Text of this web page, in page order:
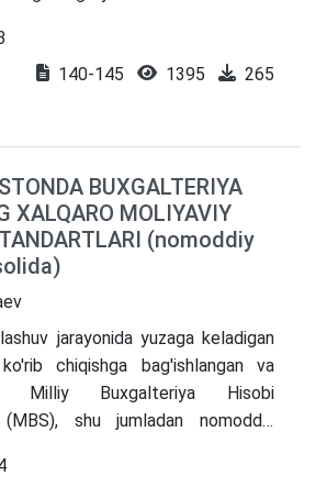
birga korporativ madaniyatning
ham alohida soha sifatida
Globallashuv jarayonining tobora
madaniyatni kengroq va
taqozo etmoqda. Shu
sohasi olimlari tomonidan bu
e’tibor berilmoqda. Ushbu
korporativ madaniyatning
miqyosida tahlil qilingan.
140-145 1395 265
BUXGALTERIYA
XALQARO MOLIYAVIY
(nomoddiy
jarayonida yuzaga keladigan
chiqishga bag'ishlangan va
Milliy Buxgalteriya Hisobi
shu jumladan nomoddiy
(IFRS) muvofiq ravishda